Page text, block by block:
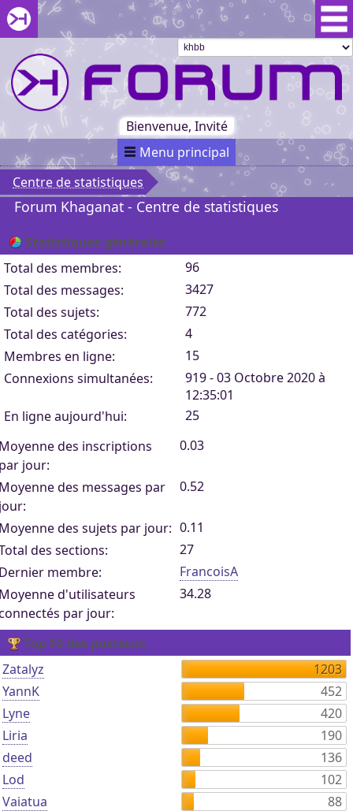
Aller au menu du forum
Aller au contenu du forum
Aller à la recherche dans le forum
Passer le
menu
Khaganat
Retour
au début
du menu
Khaganat
Bienvenue, Invité
Menu principal
Centre de statistiques
Forum Khaganat - Centre de statistiques
Statistiques générales
Total des membres:
96
Total des messages:
3427
Total des sujets:
772
Total des catégories:
4
Membres en ligne:
15
Connexions simultanées:
919 - 03 Octobre 2020 à
12:35:01
En ligne aujourd'hui:
25
des inscriptions
jour:
0.03
des messages par
0.52
des sujets par jour: 0.11
des sections:
27
membre:
FrancoisA
d'utilisateurs
par jour:
34.28
Top 10 des posteurs
Zatalyz
1203
YannK
452
Lyne
420
Liria
190
deed
136
Lod
102
Vaiatua
88